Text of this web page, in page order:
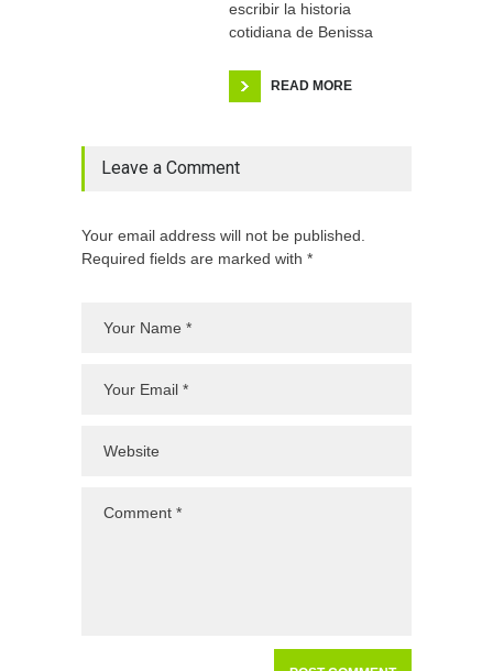
escribir la historia
cotidiana de Benissa
READ MORE
Leave a Comment
Your email address will not be published.
Required fields are marked with *